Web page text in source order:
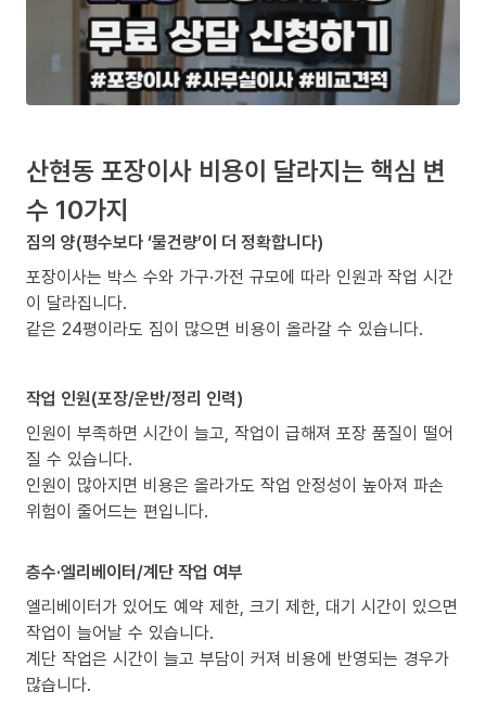
산현동 포장이사 비용이 달라지는 핵심 변
수 10가지
짐의 양(평수보다 ‘물건량’이 더 정확합니다)
포장이사는 박스 수와 가구·가전 규모에 따라 인원과 작업 시간
이 달라집니다.
같은 24평이라도 짐이 많으면 비용이 올라갈 수 있습니다.
작업 인원(포장/운반/정리 인력)
인원이 부족하면 시간이 늘고, 작업이 급해져 포장 품질이 떨어
질 수 있습니다.
인원이 많아지면 비용은 올라가도 작업 안정성이 높아져 파손
위험이 줄어드는 편입니다.
층수·엘리베이터/계단 작업 여부
엘리베이터가 있어도 예약 제한, 크기 제한, 대기 시간이 있으면
작업이 늘어날 수 있습니다.
계단 작업은 시간이 늘고 부담이 커져 비용에 반영되는 경우가
많습니다.